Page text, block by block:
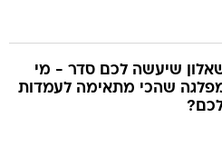
שיעשה לכם סדר - מי
שהכי מתאימה לעמדות